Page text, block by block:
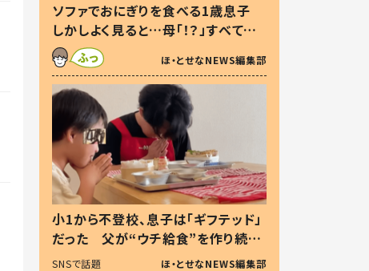
ソファでおにぎりを食べる1歳息子
しかしよく見ると…母「！？」すべてを
察した母の投稿に「可愛いから許
す！」「現行犯〜」
ほ・とせなNEWS編集部
小1から不登校、息子は「ギフテッド」
だった 父が“ウチ給食”を作り続け
る理由とは #令和の親 #令和の子
SNSで話題 ほ・とせなNEWS編集部